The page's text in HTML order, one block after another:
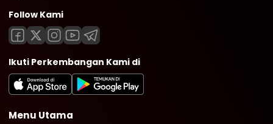
Follow Kami
Ikuti Perkembangan Kami di
Menu Utama